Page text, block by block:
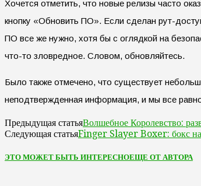
Хочется отметить, что новые релизы часто
кнопку «Обновить ПО». Если сделан рут-
ПО все же нужно, хотя бы с оглядкой на
что-то зловредное. Словом, обновляйтесь.
Было также отмечено, что существует
неподтвержденная информация, и мы все
Предыдущая статьяВолшебное Королевство:
Следующая статьяFinger Slayer Boxer: бокс
ЭТО МОЖЕТ БЫТЬ ИНТЕРЕСНОЕЩЕ ОТ АВТОРА